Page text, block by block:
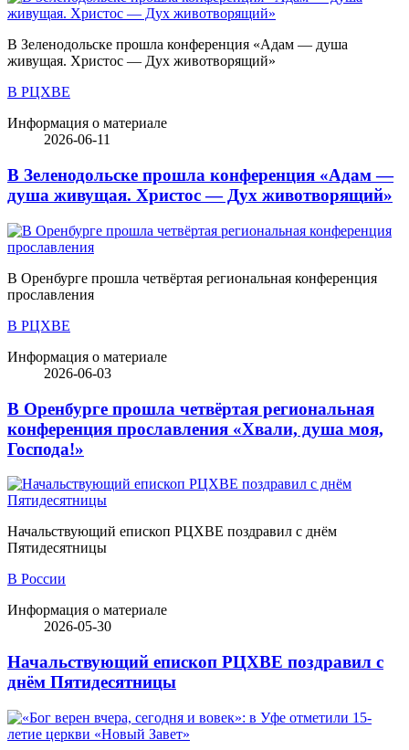
В Зеленодольске прошла конференция «Адам — душа
живущая. Христос — Дух животворящий»
В РЦХВЕ
Информация о материале
2026-06-11
В Зеленодольске прошла конференция «Адам —
душа живущая. Христос — Дух животворящий»
В Оренбурге прошла четвёртая региональная конференция
прославления
В РЦХВЕ
Информация о материале
2026-06-03
В Оренбурге прошла четвёртая региональная
конференция прославления «Хвали, душа моя,
Господа!»
Начальствующий епископ РЦХВЕ поздравил с днём
Пятидесятницы
В России
Информация о материале
2026-05-30
Начальствующий епископ РЦХВЕ поздравил с
днём Пятидесятницы